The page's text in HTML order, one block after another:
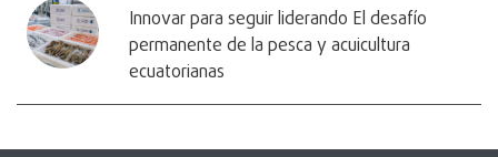
Innovar para seguir liderando El desafío
permanente de la pesca y acuicultura
ecuatorianas